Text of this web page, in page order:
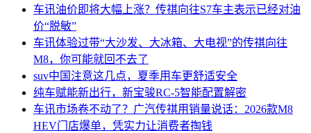
车讯油价即将大幅上涨？传祺向往S7车主表示已经对油
价“脱敏”
车讯体验过带“大沙发、大冰箱、大电视”的传祺向往
M8，你可能就回不去了
suv中国注意这几点，夏季用车更舒适安全
纯车赋能新出行，新宝骏RC-5智能配置解密
车讯市场卷不动了？广汽传祺用销量说话：2026款M8
HEV门店爆单，凭实力让消费者掏钱